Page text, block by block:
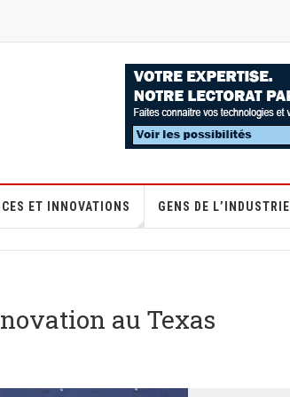
ET INNOVATIONS GENS DE L’INDUSTRIE
au Texas